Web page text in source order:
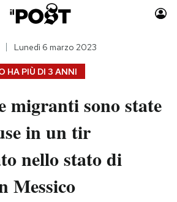
Auto
Moda
Consumismi
Storie/Idee
Media
HA PIÙ DI 3 ANNI
Lunedì 6 marzo 2023
migranti sono state
in un tir
nello stato di
Messico